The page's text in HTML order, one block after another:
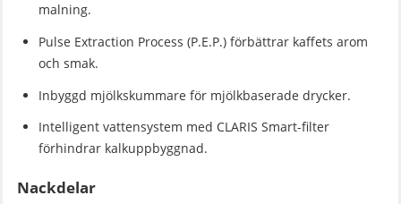
malning.
Pulse Extraction Process (P.E.P.) förbättrar kaffets arom
och smak.
Inbyggd mjölkskummare för mjölkbaserade drycker.
Intelligent vattensystem med CLARIS Smart-filter
förhindrar kalkuppbyggnad.
Nackdelar